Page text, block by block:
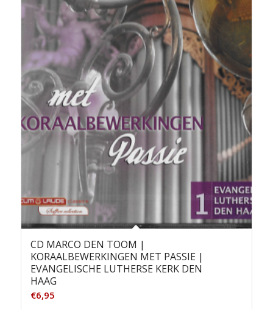
CD MARCO DEN TOOM |
KORAALBEWERKINGEN MET PASSIE |
EVANGELISCHE LUTHERSE KERK DEN
HAAG
€6,95